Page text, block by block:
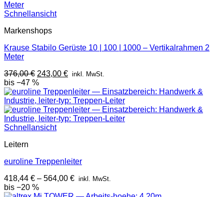
Schnellansicht
Markenshops
Krause Stabilo Gerüste 10 | 100 | 1000 – Vertikalrahmen 2
Meter
376,00€ Ursprünglicher
Preis
war:
376,00 €
243,00 €Aktueller
ist:
243,00 €.
inkl. MwSt.
bis −47 %
Schnellansicht
Leitern
euroline Treppenleiter
418,44 € – 564,00 € inkl. MwSt.
bis −20 %